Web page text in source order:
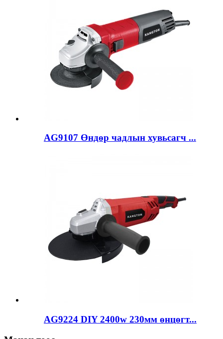
AG9107 Өндөр чадлын хувьсагч ...
AG9224 DIY 2400w 230мм өнцөгт...